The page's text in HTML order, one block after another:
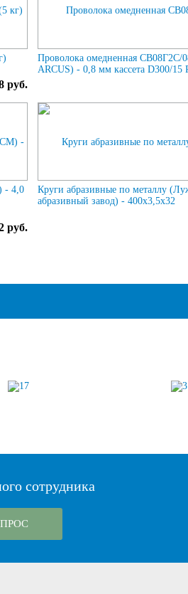
руб.
Проволока омедненная
ARCUS) - 0,8 мм кассета D300/15
- 4,0
руб.
Круги абразивные по металлу
абразивный завод) - 400х3,5х32
сотрудника